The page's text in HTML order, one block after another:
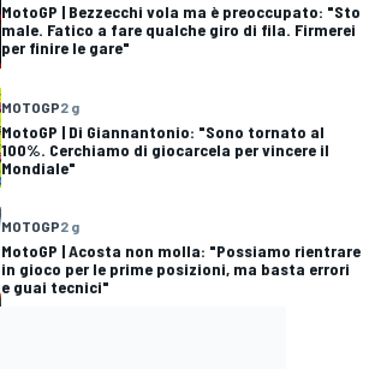
MotoGP | Bezzecchi vola ma è preoccupato: "Sto
male. Fatico a fare qualche giro di fila. Firmerei
per finire le gare"
MOTOGP2 g
MotoGP | Di Giannantonio: "Sono tornato al
100%. Cerchiamo di giocarcela per vincere il
Mondiale"
MOTOGP2 g
MotoGP | Acosta non molla: "Possiamo rientrare
in gioco per le prime posizioni, ma basta errori
e guai tecnici"